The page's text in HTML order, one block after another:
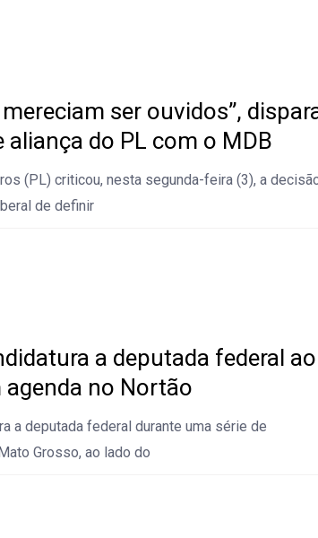
ser ouvidos”,
aliança do PL com o MDB
(PL) criticou, nesta segunda-feira (3), a
de definir
a deputada federal ao
agenda no Nortão
a deputada federal durante uma série de
Grosso, ao lado do